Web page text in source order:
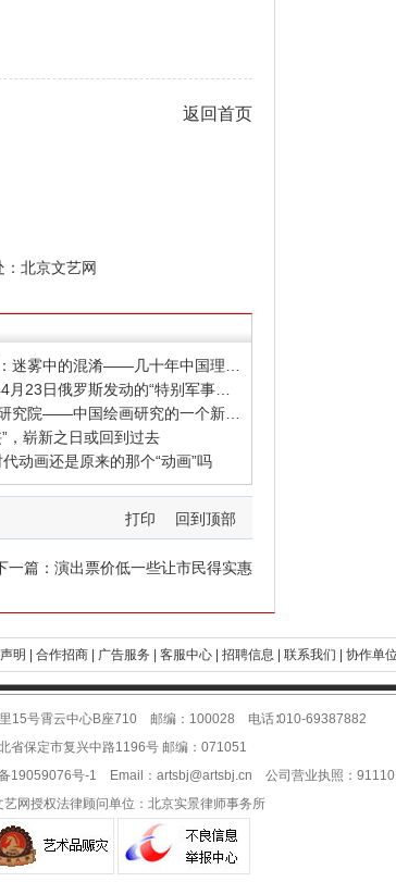
返回首页
北京文艺网
· 2026年4月23日俄罗斯发动的“特别军事行动”已进入第5个年头，俄乌局势最新综述
· 中国画研究院——中国绘画研究的一个新开篇
”，崭新之日或回到过去
代动画还是原来的那个“动画”吗
打印 回到顶部
一篇： 演出票价低一些让市民得实惠
明 | 合作招商 | 广告服务 | 客服中心 | 招聘信息 | 联系我们 | 协作单位
里15号霄云中心B座710 邮编：100028 电话∶010-69387882
省保定市复兴中路1196号 邮编：071051
19059076号-1 Email： artsbj@artsbj.cn 公司营业执照：
艺网授权法律顾问单位： 北京实景律师事务所